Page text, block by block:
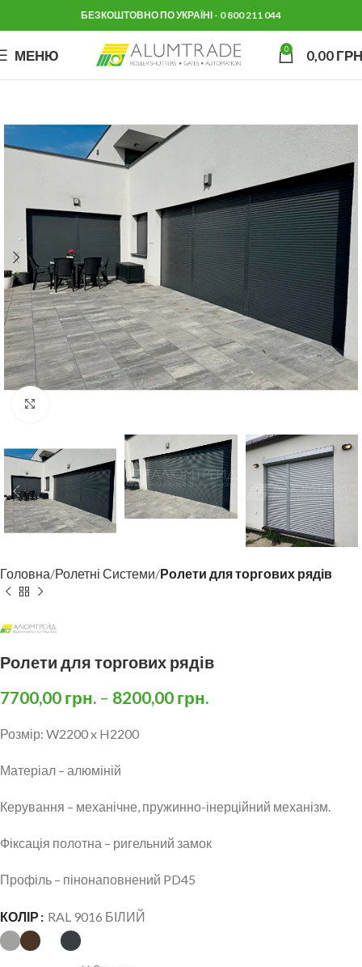
БЕЗКОШТОВНО ПО УКРАЇНІ - 0 800 211 044
МЕНЮ 0 0,00
Головна Ролетні Системи Ролети для торгових рядів
Ролети для торгових рядів
7700,00 грн. – 8200,00 грн.
Розмір: W2200 x H2200
Матеріал – алюміній
Керування – механічне, пружинно-інерційний механізм.
Фіксація полотна – ригельний замок
Профіль – пінонаповнений PD45
КОЛІР RAL 9016 БІЛИЙ